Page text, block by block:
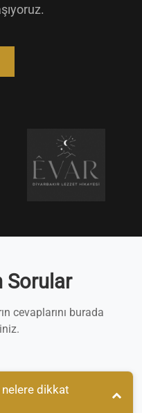
Sorular
cevaplarını burada
dikkat